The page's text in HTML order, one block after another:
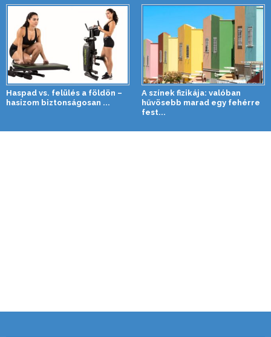
Haspad vs. felülés a földön –
hasizom biztonságosan ...
A színek fizikája: valóban
hűvösebb marad egy fehérre
fest...